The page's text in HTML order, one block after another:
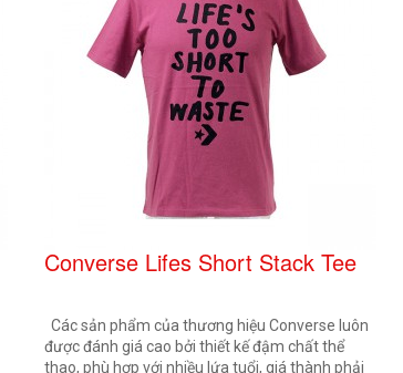
Converse Lifes Short Stack Tee
Các sản phẩm của thương hiệu Converse luôn
được đánh giá cao bởi thiết kế đậm chất thể
thao, phù hợp với nhiều lứa tuổi, giá thành phải